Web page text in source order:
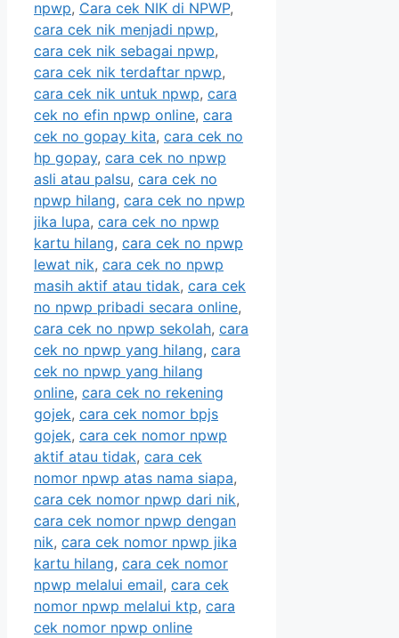
npwp, Cara cek NIK di NPWP,
cara cek nik menjadi npwp,
cara cek nik sebagai npwp,
cara cek nik terdaftar npwp,
cara cek nik untuk npwp, cara
cek no efin npwp online, cara
cek no gopay kita, cara cek no
hp gopay, cara cek no npwp
asli atau palsu, cara cek no
npwp hilang, cara cek no npwp
jika lupa, cara cek no npwp
kartu hilang, cara cek no npwp
lewat nik, cara cek no npwp
masih aktif atau tidak, cara cek
no npwp pribadi secara online,
cara cek no npwp sekolah, cara
cek no npwp yang hilang, cara
cek no npwp yang hilang
online, cara cek no rekening
gojek, cara cek nomor bpjs
gojek, cara cek nomor npwp
aktif atau tidak, cara cek
nomor npwp atas nama siapa,
cara cek nomor npwp dari nik,
cara cek nomor npwp dengan
nik, cara cek nomor npwp jika
kartu hilang, cara cek nomor
npwp melalui email, cara cek
nomor npwp melalui ktp, cara
cek nomor npwp online